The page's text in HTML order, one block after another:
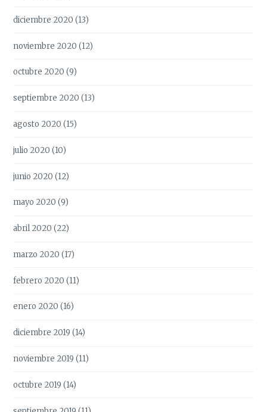
diciembre 2020 (13)
noviembre 2020 (12)
octubre 2020 (9)
septiembre 2020 (13)
agosto 2020 (15)
julio 2020 (10)
junio 2020 (12)
mayo 2020 (9)
abril 2020 (22)
marzo 2020 (17)
febrero 2020 (11)
enero 2020 (16)
diciembre 2019 (14)
noviembre 2019 (11)
octubre 2019 (14)